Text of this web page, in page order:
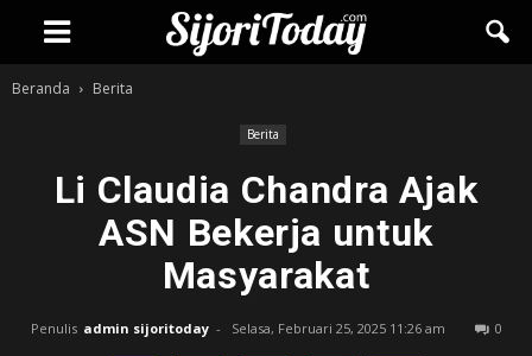
Beranda Berita
Berita
Li Claudia Chandra Ajak
ASN Bekerja untuk
Masyarakat
Penulis admin sijoritoday - Selasa, Februari 25, 2025 11:26 am 0